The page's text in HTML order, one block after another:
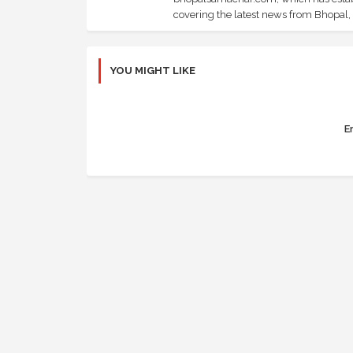
covering the latest news from Bhopal,
YOU MIGHT LIKE